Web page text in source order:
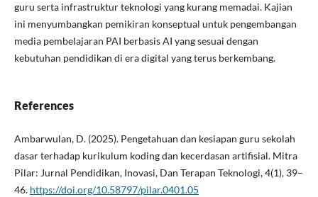
guru serta infrastruktur teknologi yang kurang memadai. Kajian
ini menyumbangkan pemikiran konseptual untuk pengembangan
media pembelajaran PAI berbasis AI yang sesuai dengan
kebutuhan pendidikan di era digital yang terus berkembang.
References
Ambarwulan, D. (2025). Pengetahuan dan kesiapan guru sekolah
dasar terhadap kurikulum koding dan kecerdasan artifisial. Mitra
Pilar: Jurnal Pendidikan, Inovasi, Dan Terapan Teknologi, 4(1), 39–
46. https://doi.org/10.58797/pilar.0401.05